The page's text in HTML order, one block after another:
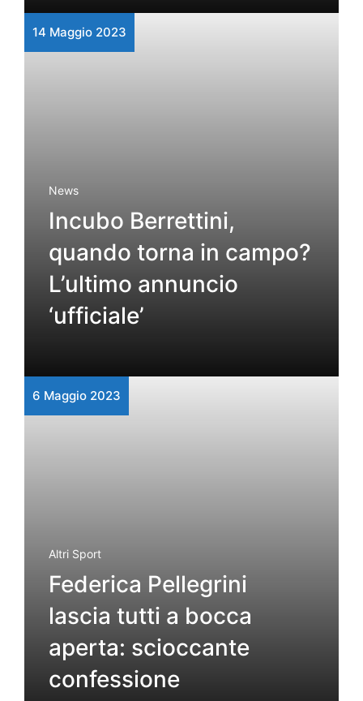
14 Maggio 2023
News
Incubo Berrettini,
quando torna in campo?
L’ultimo annuncio
‘ufficiale’
6 Maggio 2023
Altri Sport
Federica Pellegrini
lascia tutti a bocca
aperta: scioccante
confessione